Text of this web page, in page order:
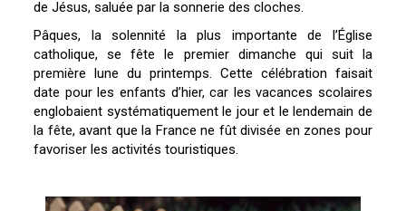
de Jésus, saluée par la sonnerie des cloches.
Pâques, la solennité la plus importante de l’Église
catholique, se fête le premier dimanche qui suit la
première lune du printemps. Cette célébration faisait
date pour les enfants d’hier, car les vacances scolaires
englobaient systématiquement le jour et le lendemain de
la fête, avant que la France ne fût divisée en zones pour
favoriser les activités touristiques.